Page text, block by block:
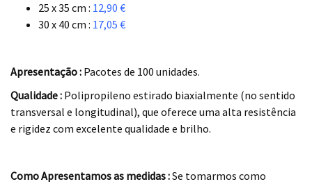
25 x 35 cm : 12,90 €
30 x 40 cm : 17,05 €
Apresentação : Pacotes de 100 unidades.
Qualidade : Polipropileno estirado biaxialmente (no sentido
transversal e longitudinal), que oferece uma alta resistência
e rigidez com excelente qualidade e brilho.
Como Apresentamos as medidas :Se tomarmos como